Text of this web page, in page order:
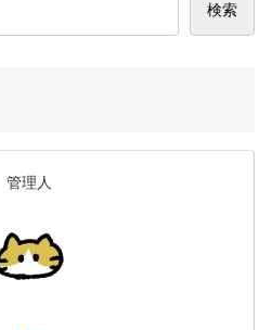
検索
管理人